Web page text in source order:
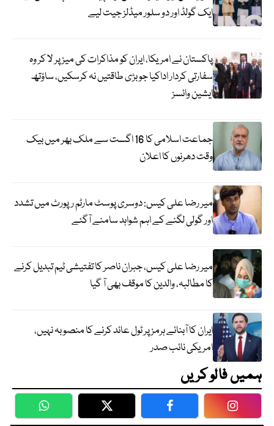
ایک گولڈ اور دو سلور میڈلز جیت لیے
پاکستان نے امریکا، ایران کو مذاکرات کی میز پر لا کر وہ
سفارتی کردار اداکیا جو بڑی طاقتیں نہ کرسکیں، ساؤتھ
ایشین وائسز
جماعت اسلامی کا 16 اگست سے ملک بھر میں بیک
وقت دھرنوں کا اعلان
میر رضا علی کیس: دوسری پوسٹ مارٹم رپورٹ میں تشدد
اور گولی لگنے کے اہم شواہد سامنے آگئے
میر رضا علی کیس، جبران ناصر کا تفتیشی ٹیم تبدیل کرنے
کا مطالبہ، والدین کا موقف بھی آ گیا
ایران کا آبنائے ہرمز پر ٹول عائد کرنے کا منصوبہ نہیں،
امریکی نائب صدر
ہمیں فالو کریں
WhatsApp Twitter Facebook